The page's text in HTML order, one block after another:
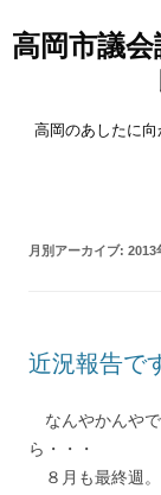
高岡市議
高岡のあしたに向
月別アーカイブ: 2013
近況報告で
なんやかんやで
ら・・・
８月も最終週。